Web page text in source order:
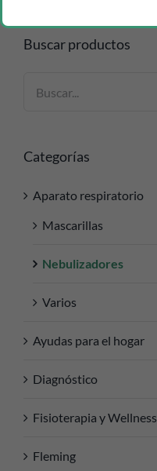
Buscar productos
Categorías
Aparato respiratorio
Mascarillas
Nebulizadores
Varios
Ayudas para el hogar
Diagnóstico
Fisioterapia y Wellness
Fleming